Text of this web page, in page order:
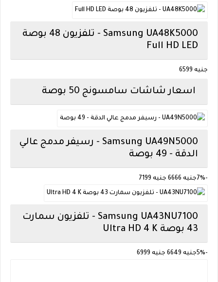
Samsung
UA48K5000 - تلفزيون 48 بوصة
Full HD LED
جنيه 6599
اسعار شاشات سامسونج 50 بوصة
Samsung UA49N5000 - رسيفر مدمج عالي
الدقة - 49 بوصة
-7% جنيه 6666 جنيه 7199
Samsung UA43NU7100 - تلفزيون سمارت
43 بوصة Ultra HD 4 K
-5% جنيه 6649 جنيه 6999